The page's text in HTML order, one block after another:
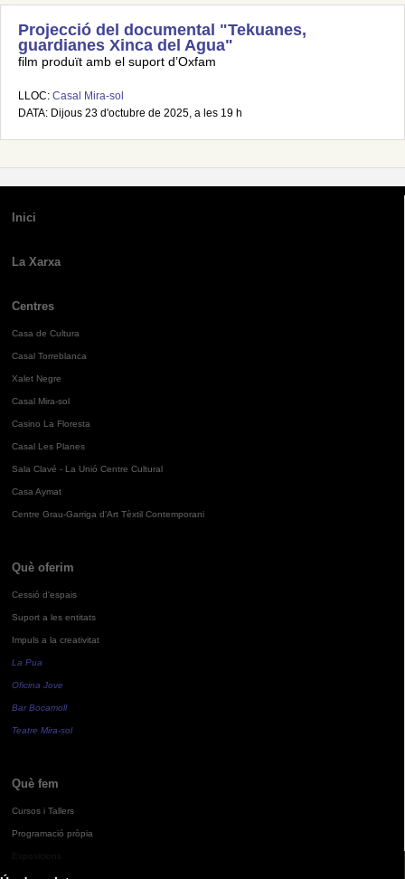
Projecció del documental "Tekuanes,
guardianes Xinca del Agua"
film produït amb el suport d’Oxfam
LLOC: Casal Mira-sol
DATA: Dijous 23 d'octubre de 2025, a les 19 h
Inici
La Xarxa
Centres
Casa de Cultura
Casal Torreblanca
Xalet Negre
Casal Mira-sol
Casino La Floresta
Casal Les Planes
Sala Clavé - La Unió Centre Cultural
Casa Aymat
Centre Grau-Garriga d'Art Tèxtil Contemporani
Què oferim
Cessió d'espais
Suport a les entitats
Impuls a la creativitat
La Pua
Oficina Jove
Bar Bocamoll
Teatre Mira-sol
Què fem
Cursos i Tallers
Programació pròpia